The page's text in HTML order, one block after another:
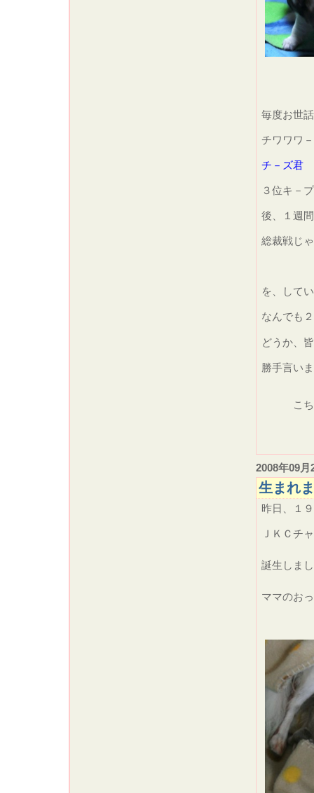
毎度お世
チワワワ
チ－ズ君
３位キ－
後、１週
総裁戦じ
を、して
なんでも
どうか、
勝手言い
こち
2008年09月
生まれ
昨日、１
ＪＫＣチ
誕生しま
ママのお